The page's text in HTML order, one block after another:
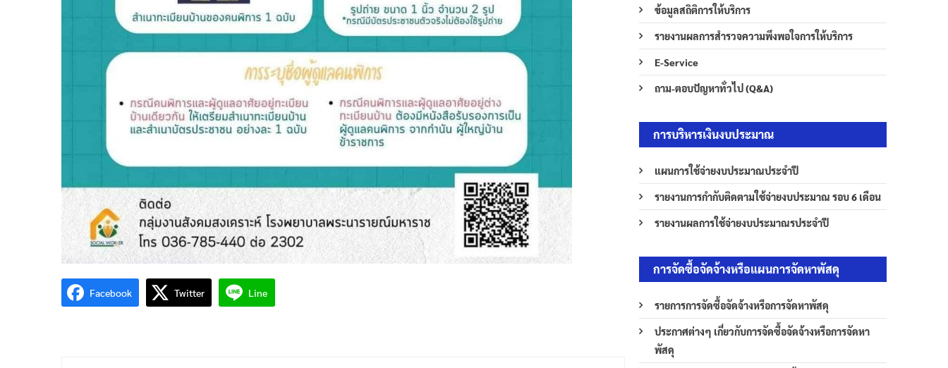
Facebook Twitter Line
ข้อมูลสถิติการให้บริการ
รายงานผลการสำรวจความพึงพอใจการให้บริการ
E-Service
ถาม-ตอบปัญหาทั่วไป (Q&A)
การบริหารเงินงบประมาณ
แผนการใช้จ่ายงบประมาณประจำปี
รายงานการกำกับติดตามใช้จ่ายงบประมาณ รอบ 6 เดือน
รายงานผลการใช้จ่ายงบประมาณรประจำปี
การจัดซื้อจัดจ้างหรือแผนการจัดหาพัสดุ
รายการการจัดซื้อจัดจ้างหรือการจัดหาพัสดุ
ประกาศต่างๆ เกี่ยวกับการจัดซื้อจัดจ้างหรือการจัดหา
พัสดุ